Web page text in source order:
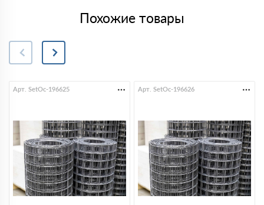
Похожие товары
Арт. SetOc-196625 Арт. SetOc-196626